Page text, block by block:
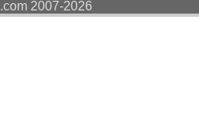
2007-2026